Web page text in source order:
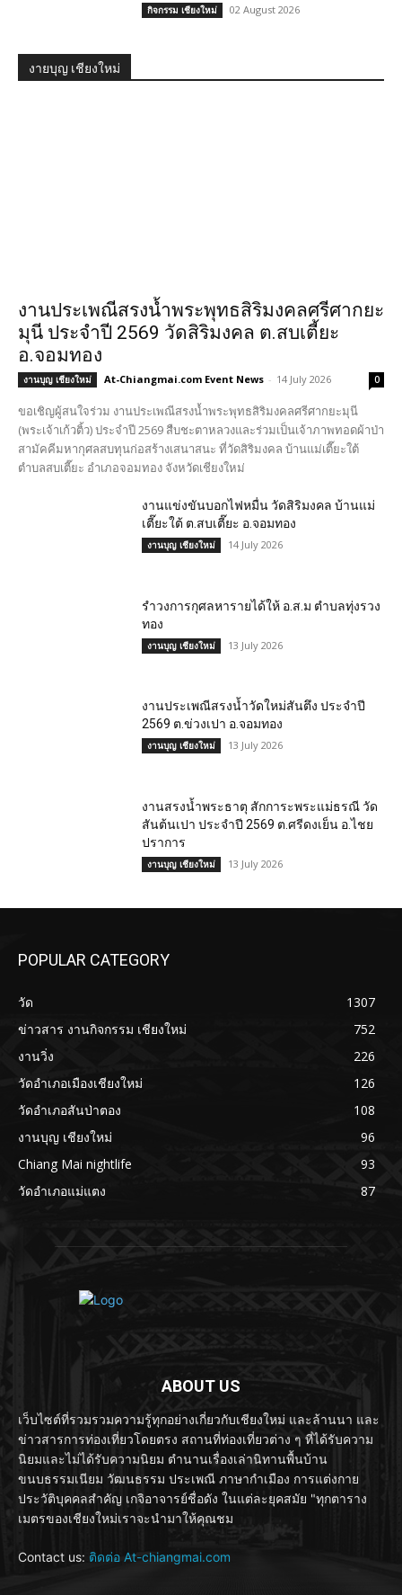
กิจกรรม เชียงใหม่ 02 August 2026
งายบุญ เชียงใหม่
งานประเพณีสรงน้ำพระพุทธสิริมงคลศรีศากยะ
มุนี ประจำปี 2569 วัดสิริมงคล ต.สบเตี้ยะ
อ.จอมทอง
งานบุญ เชียงใหม่ At-Chiangmai.com Event News - 14 July 2026 0
ขอเชิญผู้สนใจร่วม งานประเพณีสรงน้ำพระพุทธสิริมงคลศรีศากยะมุนี
(พระเจ้าเก้วติ้ว) ประจำปี 2569 สืบชะตาหลวงและร่วมเป็นเจ้าภาพทอดผ้าป่า
สามัคคีมหากุศลสบทุนก่อสร้างเสนาสนะ ที่วัดสิริมงคล บ้านแม่เตี๊ยะใต้
ตำบลสบเตี๊ยะ อำเภอจอมทอง จังหวัดเชียงใหม่
งานแข่งขันบอกไฟหมื่น วัดสิริมงคล บ้านแม่
เตี๊ยะใต้ ต.สบเตี๊ยะ อ.จอมทอง
งานบุญ เชียงใหม่ 14 July 2026
รำวงการกุศลหารายได้ให้ อ.ส.ม ตำบลทุ่งรวง
ทอง
งานบุญ เชียงใหม่ 13 July 2026
งานประเพณีสรงน้ำวัดใหม่สันตึง ประจำปี
2569 ต.ข่วงเปา อ.จอมทอง
งานบุญ เชียงใหม่ 13 July 2026
งานสรงน้ำพระธาตุ สักการะพระแม่ธรณี วัด
สันต้นเปา ประจำปี 2569 ต.ศรีดงเย็น อ.ไชย
ปราการ
งานบุญ เชียงใหม่ 13 July 2026
POPULAR CATEGORY
วัด
1307
ข่าวสาร งานกิจกรรม เชียงใหม่
752
งานวิ่ง
226
วัดอำเภอเมืองเชียงใหม่
126
วัดอำเภอสันป่าตอง
108
งานบุญ เชียงใหม่
96
Chiang Mai nightlife
93
วัดอำเภอแม่แตง
87
ABOUT US
เว็บไซต์ที่รวมรวมความรู้ทุกอย่างเกี่ยวกับเชียงใหม่ และล้านนา และ
ข่าวสารการท่องเที่ยวโดยตรง สถานที่ท่องเที่ยวต่าง ๆ ที่ได้รับความ
นิยมและไม่ได้รับความนิยม ตำนานเรื่องเล่านิทานพื้นบ้าน
ขนบธรรมเนียม วัฒนธรรม ประเพณี ภาษากำเมือง การแต่งกาย
ประวัติบุคคลสำคัญ เกจิอาจารย์ชื่อดัง ในแต่ละยุคสมัย "ทุกตาราง
เมตรของเชียงใหม่เราจะนำมาให้คุณชม
Contact us: ติดต่อ At-chiangmai.com